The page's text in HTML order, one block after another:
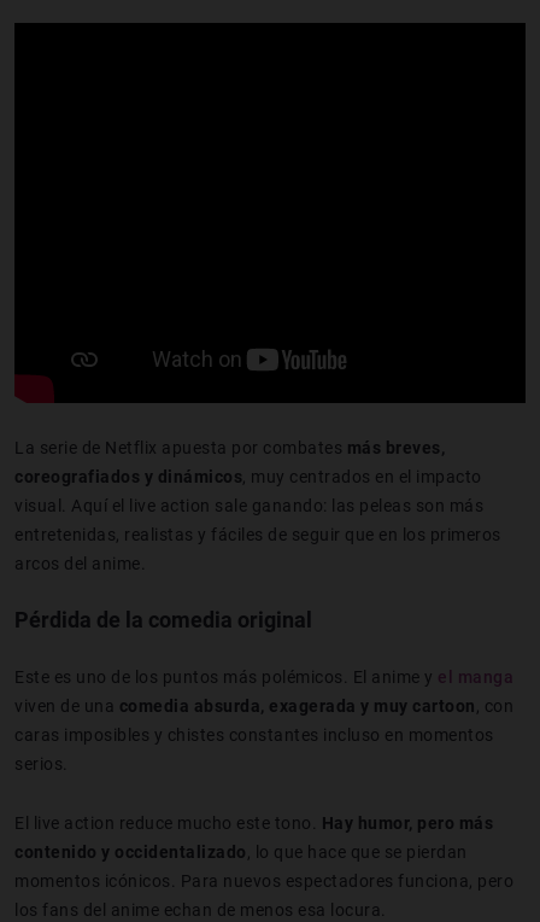
La serie de Netflix apuesta por combates más breves,
coreografiados y dinámicos, muy centrados en el impacto
visual. Aquí el live action sale ganando: las peleas son más
entretenidas, realistas y fáciles de seguir que en los primeros
arcos del anime.
Pérdida de la comedia original
Este es uno de los puntos más polémicos. El anime y el manga
viven de una comedia absurda, exagerada y muy cartoon, con
caras imposibles y chistes constantes incluso en momentos
serios.
El live action reduce mucho este tono. Hay humor, pero más
contenido y occidentalizado, lo que hace que se pierdan
momentos icónicos. Para nuevos espectadores funciona, pero
los fans del anime echan de menos esa locura.